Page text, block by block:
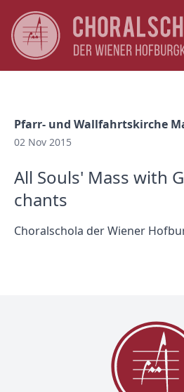
Pfarr- und Wallfahrtskirche
02 Nov 2015
All Souls' Mass with
chants
Choralschola der Wiener